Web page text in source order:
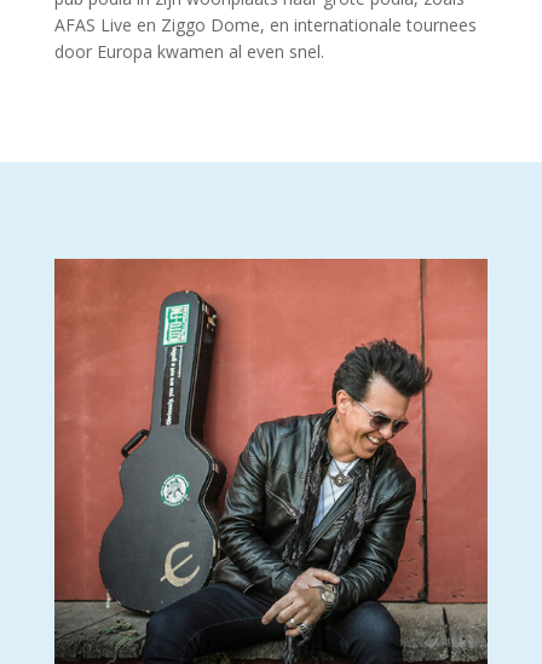
AFAS Live en Ziggo Dome, en internationale tournees
door Europa kwamen al even snel.